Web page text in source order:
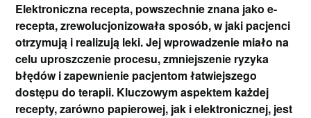
Elektroniczna recepta, powszechnie znana jako e-
recepta, zrewolucjonizowała sposób, w jaki pacjenci
otrzymują i realizują leki. Jej wprowadzenie miało na
celu uproszczenie procesu, zmniejszenie ryzyka
błędów i zapewnienie pacjentom łatwiejszego
dostępu do terapii. Kluczowym aspektem każdej
recepty, zarówno papierowej, jak i elektronicznej, jest